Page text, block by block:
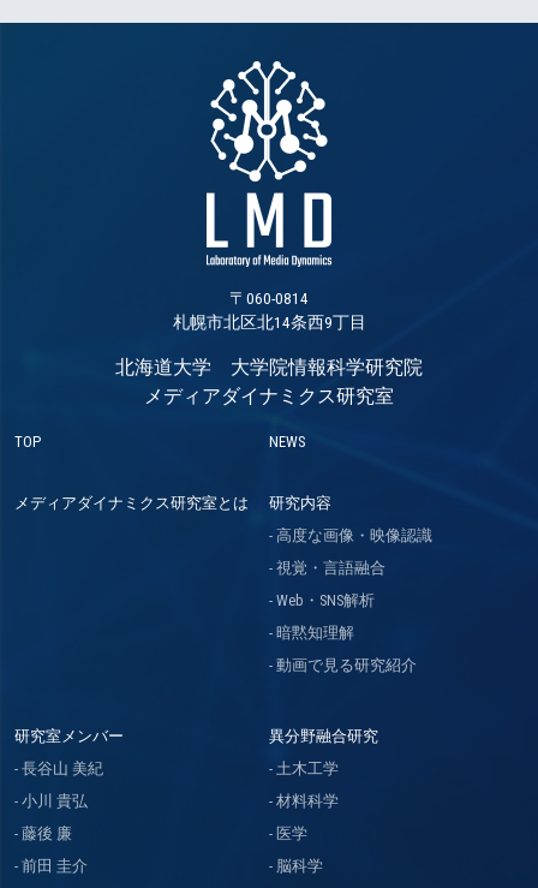
〒060-0814
札幌市北区北14条西9丁目
北海道大学 大学院情報科学研究院
メディアダイナミクス研究室
TOP NEWS
メディアダイナミクス研究室とは
研究内容
高度な画像・映像認識
視覚・言語融合
Web・SNS解析
暗黙知理解
動画で見る研究紹介
研究室メンバー
長谷山 美紀
小川 貴弘
藤後 廉
前田 圭介
異分野融合研究
土木工学
材料科学
医学
脳科学